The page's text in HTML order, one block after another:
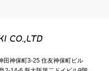
田神保町3-25 住友神保町ビル